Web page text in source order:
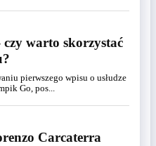
warto skorzystać
pierwszego wpisu o usłudze
Go, pos...
Carcaterra